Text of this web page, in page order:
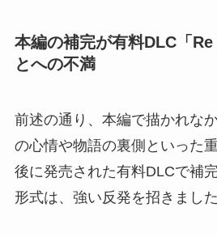
本編の補完が有料DLC「
とへの不満
前述の通り、本編で描かれな
の心情や物語の裏側といった
後に発売された有料DLCで補
形式は、強い反発を招きました